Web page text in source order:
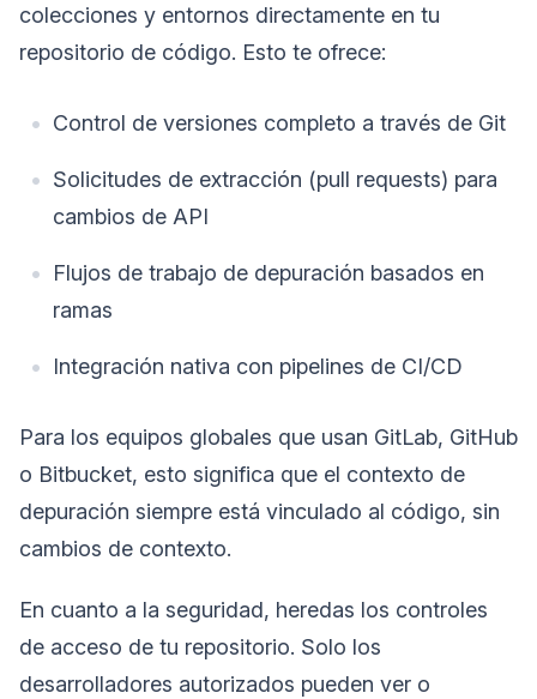
colecciones y entornos directamente en tu
repositorio de código. Esto te ofrece:
Control de versiones completo a través de Git
Solicitudes de extracción (pull requests) para
cambios de API
Flujos de trabajo de depuración basados en
ramas
Integración nativa con pipelines de CI/CD
Para los equipos globales que usan GitLab, GitHub
o Bitbucket, esto significa que el contexto de
depuración siempre está vinculado al código, sin
cambios de contexto.
En cuanto a la seguridad, heredas los controles
de acceso de tu repositorio. Solo los
desarrolladores autorizados pueden ver o